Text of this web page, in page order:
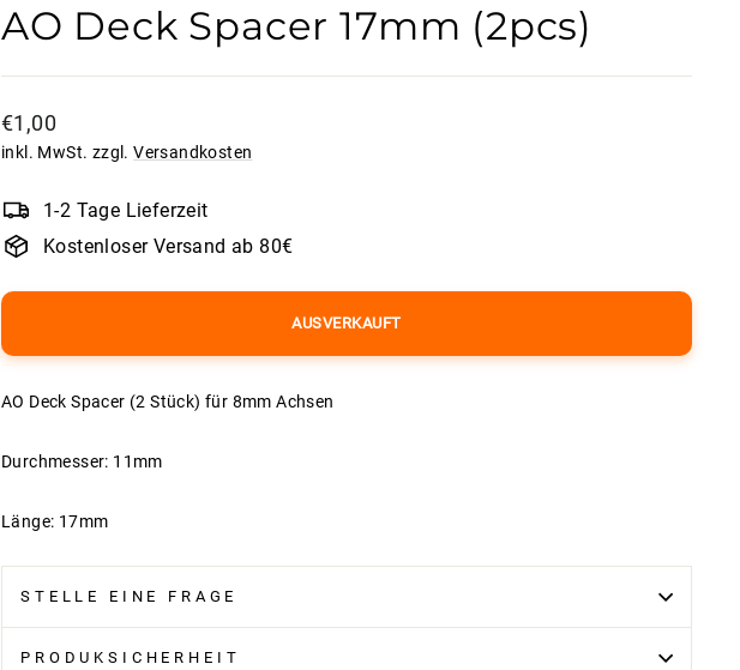
AO Deck Spacer 17mm (2pcs)
Normaler
Preis
€1,00
inkl. MwSt. zzgl.Versandkosten
1-2 Tage Lieferzeit
Kostenloser Versand ab 80€
AUSVERKAUFT
AO Deck Spacer (2 Stück) für 8mm Achsen
Durchmesser: 11mm
Länge: 17mm
STELLE EINE FRAGE
PRODUKSICHERHEIT